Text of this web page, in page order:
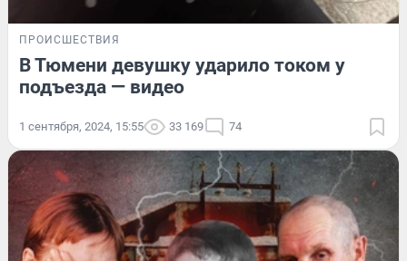
ПРОИСШЕСТВИЯ
В Тюмени девушку ударило током у
подъезда — видео
1 сентября, 2024, 15:55 33 169 74